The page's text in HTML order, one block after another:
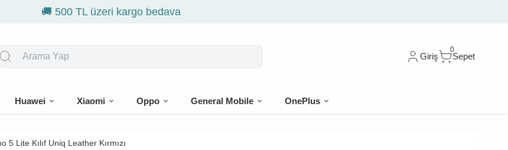
🎁 İlk siparişe %10 indirim
Giriş
0
Sepet
Huawei Xiaomi Oppo General Mobile OnePlus
5 Lite Kılıf Uniq Leather Kırmızı